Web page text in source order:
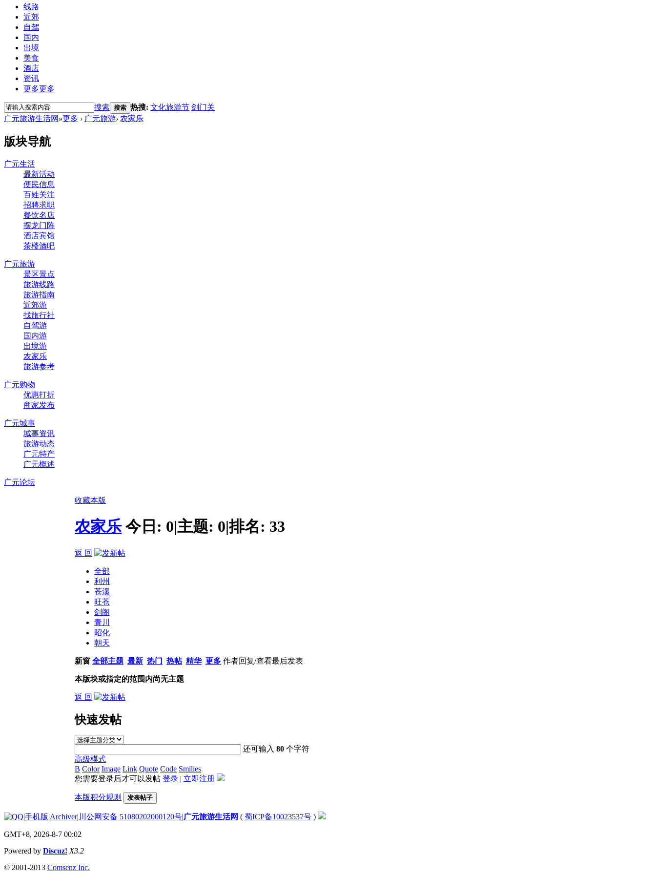
线路
近郊
自驾
国内
出境
美食
酒店
资讯
更多更多
搜索 搜索 热搜: 文化旅游节 剑门关
广元旅游生活网 »更多 › 广元旅游› 农家乐
版块导航
广元生活
最新活动
便民信息
百姓关注
招聘求职
餐饮名店
摆龙门阵
酒店宾馆
茶楼酒吧
广元旅游
景区景点
旅游线路
旅游指南
近郊游
找旅行社
自驾游
国内游
出境游
农家乐
旅游参考
广元购物
优惠打折
商家发布
广元城事
城事资讯
旅游动态
广元特产
广元概述
广元论坛
收藏本版
农家乐 今日: 0|主题: 0|排名: 33
返 回
全部
利州
苍溪
旺苍
剑阁
青川
昭化
朝天
新窗 全部主题 最新 热门 热帖 精华 更多 作者回复/查看最后发表
本版块或指定的范围内尚无主题
返 回
快速发帖
还可输入80 个字符
高级模式
B Color Image Link Quote Code Smilies
您需要登录后才可以发帖 登录 | 立即注册
本版积分规则 发表帖子
|手机版|Archiver| 川公网安备 51080202000120号|广元旅游生活网 ( 蜀ICP备10023537号 )
GMT+8, 2026-8-7 00:02
Powered by Discuz! X3.2
© 2001-2013 Comsenz Inc.